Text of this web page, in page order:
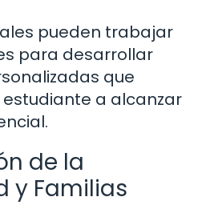
pueden trabajar
para desarrollar
que
a alcanzar
de la
y Familias